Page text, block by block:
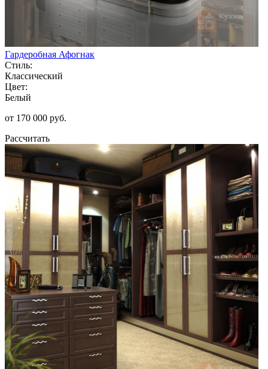
Гардеробная Афогнак
Стиль:
Классический
Цвет:
Белый
от 170 000 руб.
Рассчитать